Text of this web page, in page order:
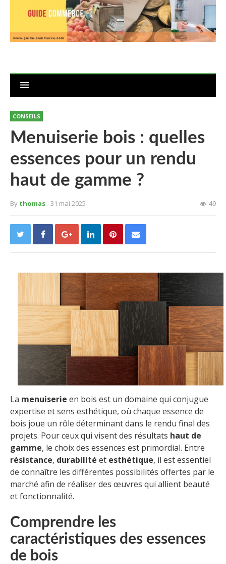
CONSEILS
Menuiserie bois : quelles
essences pour un rendu
haut de gamme ?
By thomas- 31 mai 2025 49
La menuiserie en bois est un domaine qui conjugue
expertise et sens esthétique, où chaque essence de
bois joue un rôle déterminant dans le rendu final des
projets. Pour ceux qui visent des résultats haut de
gamme, le choix des essences est primordial. Entre
résistance, durabilité et esthétique, il est essentiel
de connaître les différentes possibilités offertes par le
marché afin de réaliser des œuvres qui allient beauté
et fonctionnalité.
Comprendre les
caractéristiques des essences
de bois